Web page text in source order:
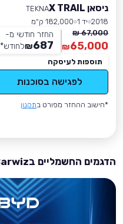
ניסאן X TRAIL
TEKNA
2018 יד 1
182,000 ק״מ
67,000 ₪
65,000
₪
החזר חודשי מ-
687
₪לחודש*
תוספות לעיסקה
לפגישה בסוכנות
*חישוב ההחזר מפורט בתקנון
הדגמים החשמליים בCarwiz